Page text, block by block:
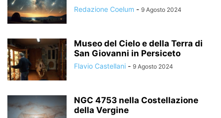
Redazione Coelum - 9 Agosto 2024
Museo del Cielo e della Terra di
San Giovanni in Persiceto
Flavio Castellani - 9 Agosto 2024
NGC 4753 nella Costellazione
della Vergine